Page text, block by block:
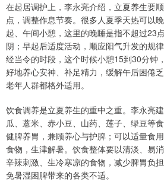
在起居调护上，李永亮介绍，立夏养生要
点，调整作息节奏。很多人夏季天热可以
起、午间小憩，这里的晚睡是指不超过23
阴；早起后适度活动，顺应阳气升发的规
经当令的时段，这个时候小憩15到30分钟
好地养心安神、补足精力，缓解午后困倦
老年人群都格外适用。
饮食调养是立夏养生的重中之重。李永亮
瓜、薏米、赤小豆、山药、莲子、绿豆等
健脾养胃，兼顾养心与护脾；可以适量食
食物，生津解暑。饮食整体要以清淡、易
辛辣刺激、生冷寒凉的食物，减少脾胃负
免暑湿困脾带来的各类不适。